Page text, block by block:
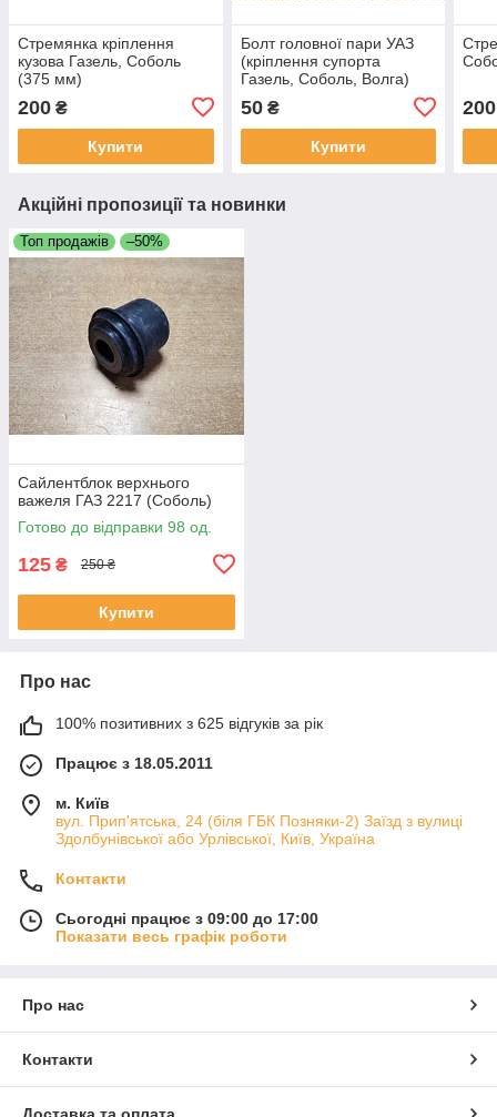
Стремянка кріплення
кузова Газель, Соболь
(375 мм)
200 ₴
Купити
Болт головної пари УАЗ
(кріплення супорта
Газель, Соболь, Волга)
50₴
Купити
200
Акційні пропозиції та новинки
Топ продажів –50%
Сайлентблок верхнього
важеля ГАЗ 2217 (Соболь)
Готово до відправки 98 од.
125 ₴ 250 ₴
Купити
Про нас
100% позитивних з 625 відгуків за рік
Працює з 18.05.2011
м. Київ
вул. Прип'ятська, 24 (біля ГБК Позняки-2) Заїзд з вулиці
Здолбунівської або Урлівської, Київ, Україна
Контакти
Сьогодні працює з 09:00 до 17:00
Показати весь графік роботи
Про нас
Контакти